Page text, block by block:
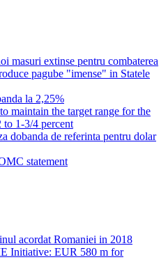
masuri extinse pentru combaterea
pagube "imense" in Statele
la 2,25%
maintain the target range for the
to 1-3/4 percent
dobanda de referinta pentru dolar
statement
acordat Romaniei in 2018
Initiative: EUR 580 m for